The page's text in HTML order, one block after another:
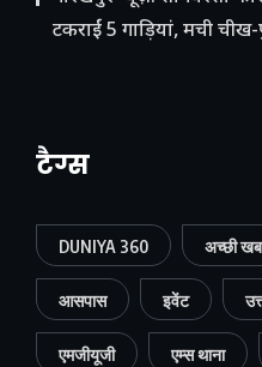
टकराईं 5 गाड़ियां, मची
टैग्स
DUNIYA 360 अच्छी
आसपास इवेंट
एमजीयूजी एम्स थाना